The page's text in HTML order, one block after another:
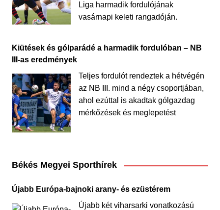
Liga harmadik fordulójának
vasárnapi keleti rangadóján.
Kiütések és gólparádé a harmadik fordulóban – NB
III-as eredmények
Teljes fordulót rendeztek a hétvégén
az NB III. mind a négy csoportjában,
ahol ezúttal is akadtak gólgazdag
mérkőzések és meglepetést
Békés Megyei Sporthírek
Újabb Európa-bajnoki arany- és ezüstérem
Újabb két viharsarki vonatkozású